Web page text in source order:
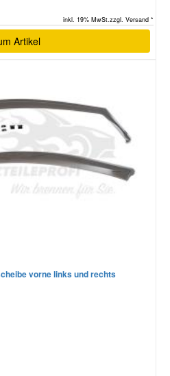
inkl. 19% MwSt.zzgl. Versand *
Artikel
vorne links und rechts